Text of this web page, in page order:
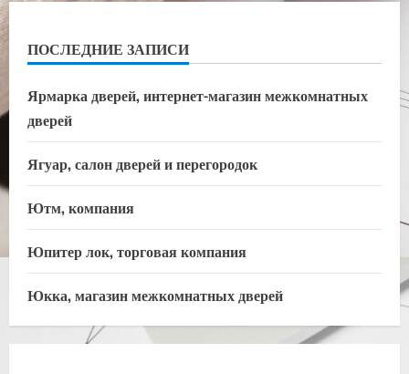
ПОСЛЕДНИЕ ЗАПИСИ
Ярмарка дверей, интернет-магазин межкомнатных
дверей
Ягуар, салон дверей и перегородок
Ютм, компания
Юпитер лок, торговая компания
Юкка, магазин межкомнатных дверей